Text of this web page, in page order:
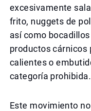
excesivamente
frito, nuggets de
así como
productos cárnicos
calientes o
categoría prohibida.
Este movimiento